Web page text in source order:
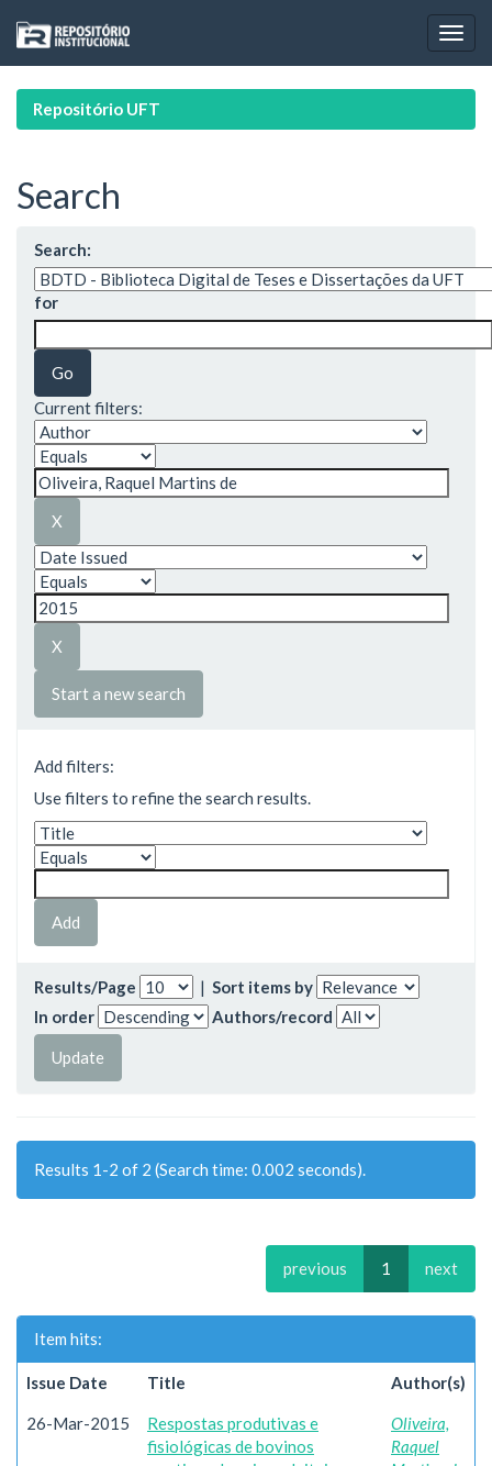
navigation
Repositório UFT
Search
Search:
for
Current filters:
Start a new search
Add filters:
Use filters to refine the search results.
Results/Page | Sort items by
In order
Authors/record
Results 1-2 of 2 (Search time: 0.002 seconds).
previous 1 next
Item hits:
Issue Date Title Author(s)
26-Mar-2015
Respostas produtivas e
fisiológicas de bovinos
Oliveira,
Raquel